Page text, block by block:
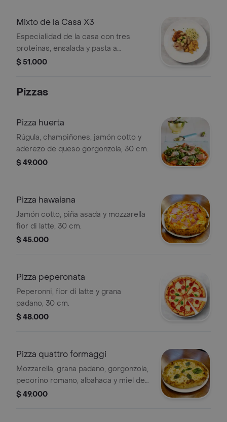
Mixto de la Casa X3
Especialidad de la casa con tres
proteinas, ensalada y pasta a
elección.
$ 51.000
Pizzas
Pizza huerta
Rúgula, champiñones, jamón cotto y
aderezo de queso gorgonzola, 30 cm.
$ 49.000
Pizza hawaiana
Jamón cotto, piña asada y mozzarella
fior di latte, 30 cm.
$ 45.000
Pizza peperonata
Peperonni, fior di latte y grana
padano, 30 cm.
$ 48.000
Pizza quattro formaggi
Mozzarella, grana padano, gorgonzola,
pecorino romano, albahaca y miel de
trufa, 30 cm.
$ 49.000